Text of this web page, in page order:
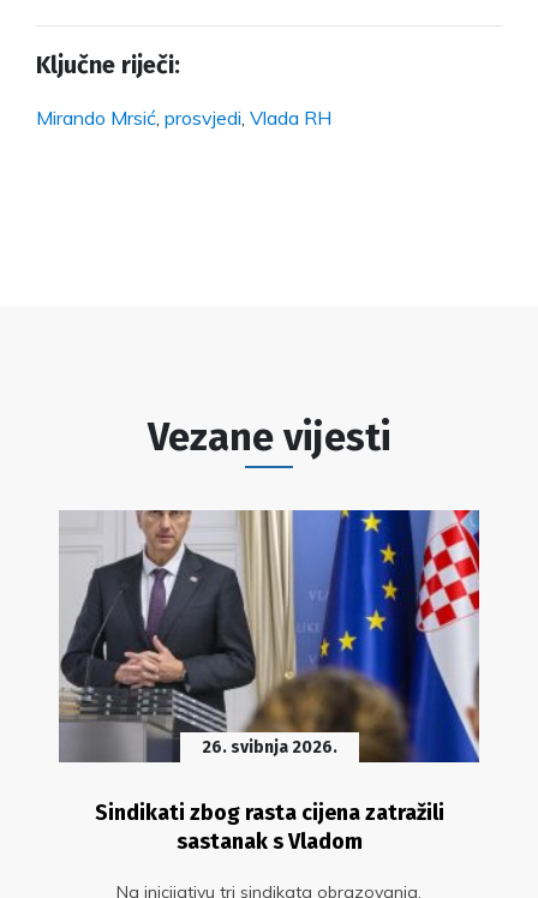
Ključne riječi:
Mirando Mrsić prosvjedi Vlada RH
Vezane vijesti
26. svibnja 2026.
Sindikati zbog rasta cijena zatražili
sastanak s Vladom
Na inicijativu tri sindikata obrazovanja,